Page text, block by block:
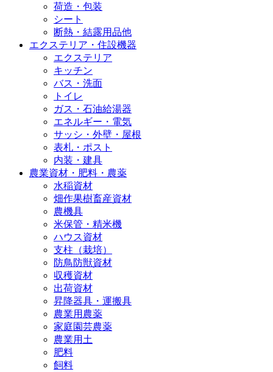
荷造・包装
シート
断熱・結露用品他
エクステリア・住設機器
エクステリア
キッチン
バス・洗面
トイレ
ガス・石油給湯器
エネルギー・電気
サッシ・外壁・屋根
表札・ポスト
内装・建具
農業資材・肥料・農薬
水稲資材
畑作果樹畜産資材
農機具
米保管・精米機
ハウス資材
支柱（栽培）
防鳥防獣資材
収穫資材
出荷資材
昇降器具・運搬具
農業用農薬
家庭園芸農薬
農業用土
肥料
飼料